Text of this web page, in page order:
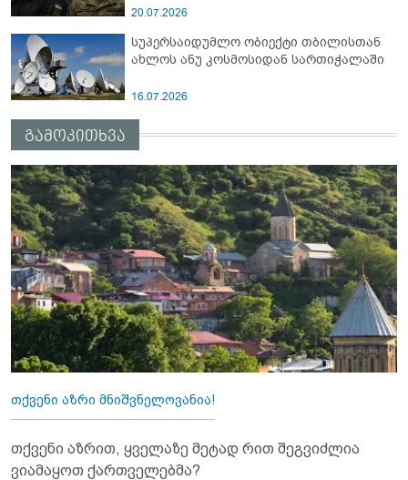
20.07.2026
სუპერსაიდუმლო ობიექტი თბილისთან
ახლოს ანუ კოსმოსიდან სართიჭალაში
16.07.2026
გამოკითხვა
თქვენი აზრი მნიშვნელოვანია!
თქვენი აზრით, ყველაზე მეტად რით შეგვიძლია
ვიამაყოთ ქართველებმა?